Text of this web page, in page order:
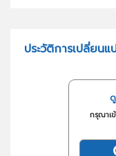
ประวัติการเปลี่ยนแ
กรุณาเ